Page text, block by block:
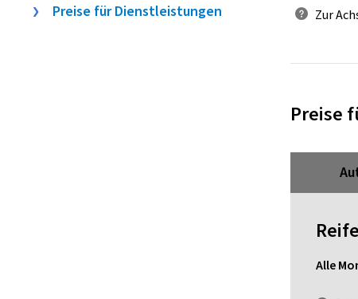
Preise für Dienstleistungen Zur
Preise
Alle